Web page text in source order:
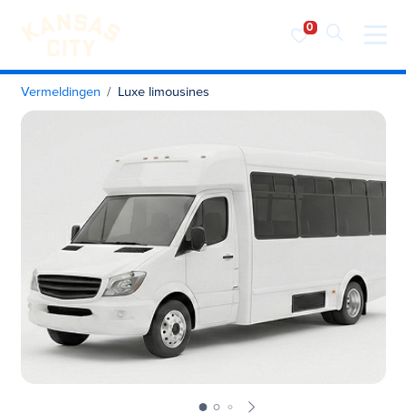
Bezoek KC
Ga naar inhoud
Vermeldingen Luxe limousines